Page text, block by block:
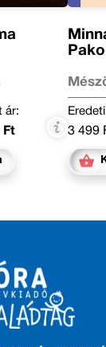
ár:
Ft
3 499